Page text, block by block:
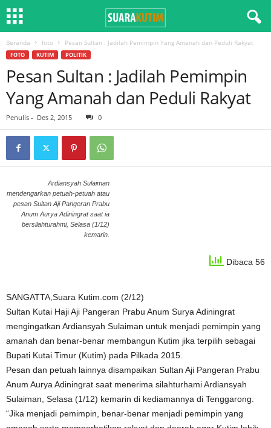
Beranda foto Pesan Sultan : Jadilah Pemimpin Yang Amanah dan Peduli Rakyat
FOTO KUTIM POLITIK
Pesan Sultan : Jadilah Pemimpin
Yang Amanah dan Peduli Rakyat
Penulis - Des 2, 2015 0
Ardiansyah Sulaiman
mendengarkan petuah-petuah atau
pesan Sultan Aji Pangeran Prabu
Anum Aurya Adiningrat saat ia
bersilahturahmi, Selasa (1/12)
kemarin.
Dibaca 56
SANGATTA,Suara Kutim.com (2/12)
Sultan Kutai Haji Aji Pangeran Prabu Anum Surya Adiningrat
mengingatkan Ardiansyah Sulaiman untuk menjadi pemimpin yang
amanah dan benar-benar membangun Kutim jika terpilih sebagai
Bupati Kutai Timur (Kutim) pada Pilkada 2015.
Pesan dan petuah lainnya disampaikan Sultan Aji Pangeran Prabu
Anum Aurya Adiningrat saat menerima silahturhami Ardiansyah
Sulaiman, Selasa (1/12) kemarin di kediamannya di Tenggarong.
“Jika menjadi pemimpin, benar-benar menjadi pemimpin yang